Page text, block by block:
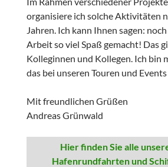
organisiere ich solche Aktivitäten
Jahren. Ich kann Ihnen sagen:
Arbeit so viel Spaß gemacht! Das
Kolleginnen und Kollegen. Ich bin
das bei unseren Touren und
Mit freundlichen Grüßen
Andreas Grünwald
Hier finden Sie alle
Hafenrundfahrten und